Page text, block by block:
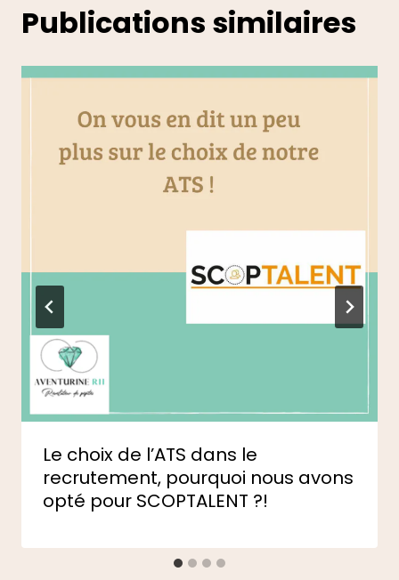
Publications similaires
Le choix de l’ATS dans le
recrutement, pourquoi nous avons
opté pour SCOPTALENT ?!